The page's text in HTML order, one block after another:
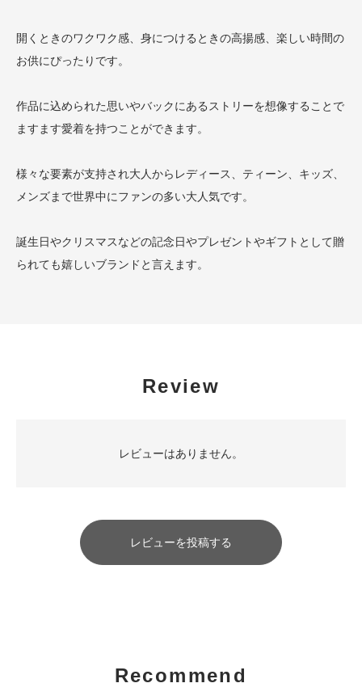
開くときのワクワク感、身につけるときの高揚感、楽しい時間の
お供にぴったりです。
作品に込められた思いやバックにあるストリーを想像することで
ますます愛着を持つことができます。
様々な要素が支持され大人からレディース、ティーン、キッズ、
メンズまで世界中にファンの多い大人気です。
誕生日やクリスマスなどの記念日やプレゼントやギフトとして贈
られても嬉しいブランドと言えます。
Review
レビューはありません。
レビューを投稿する
Recommend